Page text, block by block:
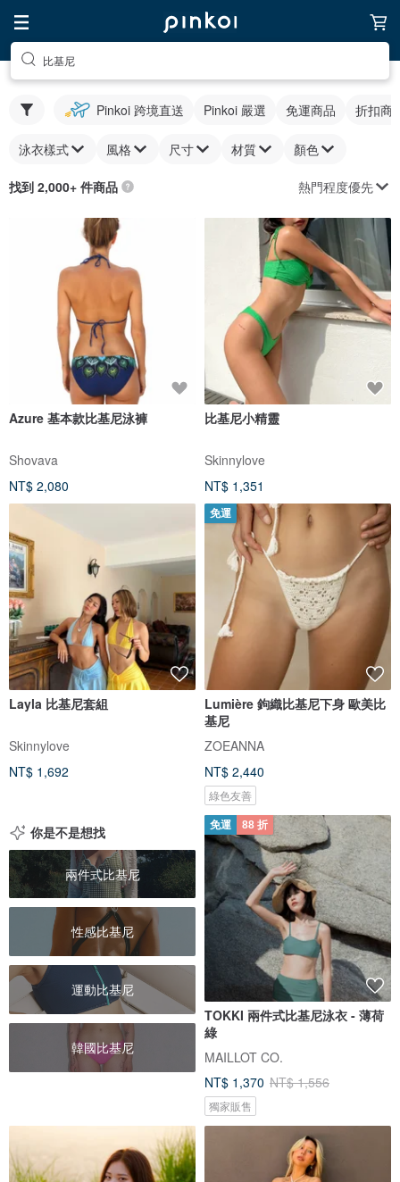
比基尼
Pinkoi 跨境直送 Pinkoi 嚴選 免運商品 折扣商
泳衣樣式 風格 尺寸 材質 顏色
找到 2,000+ 件商品 熱門程度優先
Azure 基本款比基尼泳褲
Shovava
NT$ 2,080
比基尼小精靈
Skinnylove
NT$ 1,351
Layla 比基尼套組
Skinnylove
NT$ 1,692
免運
Lumière 鉤織比基尼下身 歐美比
基尼
ZOEANNA
NT$ 2,440
綠色友善
你是不是想找
兩件式比基尼
性感比基尼
運動比基尼
韓國比基尼
免運 88 折
TOKKI 兩件式比基尼泳衣 - 薄荷
綠
MAILLOT CO.
NT$ 1,370 NT$ 1,556
獨家販售